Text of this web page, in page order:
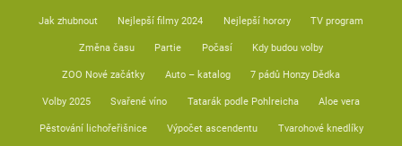
Jak zhubnout Nejlepší filmy 2024 Nejlepší horory TV program
Změna času Partie Počasí Kdy budou volby
ZOO Nové začátky Auto – katalog 7 pádů Honzy Dědka
Volby 2025 Svařené víno Tatarák podle Pohlreicha Aloe vera
Pěstování lichořeřišnice Výpočet ascendentu Tvarohové knedlíky